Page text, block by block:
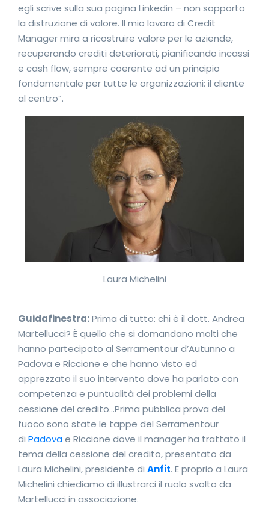
egli scrive sulla sua pagina Linkedin – non sopporto
la distruzione di valore. Il mio lavoro di Credit
Manager mira a ricostruire valore per le aziende,
recuperando crediti deteriorati, pianificando incassi
e cash flow, sempre coerente ad un principio
fondamentale per tutte le organizzazioni: il cliente
al centro”.
Laura Michelini
Guidafinestra:Prima di tutto: chi è il dott. Andrea
Martellucci? È quello che si domandano molti che
hanno partecipato al Serramentour d’Autunno a
Padova e Riccione e che hanno visto ed
apprezzato il suo intervento dove ha parlato con
competenza e puntualità dei problemi della
cessione del credito…Prima pubblica prova del
fuoco sono state le tappe del Serramentour
di Padovae Riccione dove il manager ha trattato il
tema della cessione del credito, presentato da
Laura Michelini, presidente di Anfit. E proprio a Laura
Michelini chiediamo di illustrarci il ruolo svolto da
Martellucci in associazione.